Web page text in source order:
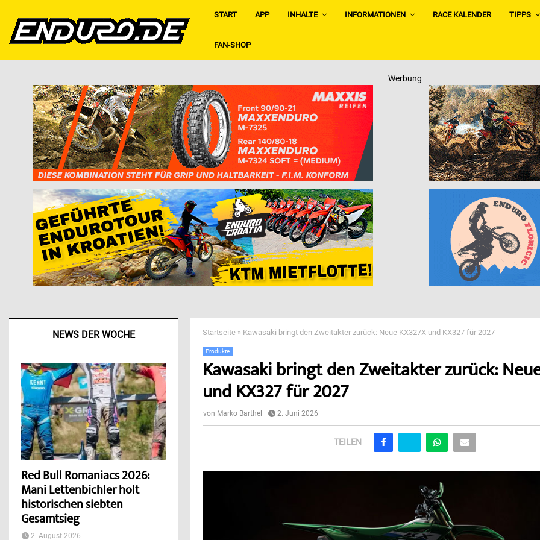
START APP INHALTE INFORMATIONEN RACE KALENDER TIPPS
FAN-SHOP
Werbung
Startseite » Kawasaki bringt den Zweitakter zurück: Neue KX327X und KX327 für 2027
Produkte
Kawasaki bringt den Zweitakter zurück:
und KX327 für 2027
von Marko Barthel 2. Juni 2026
TEILEN
NEWS DER WOCHE
Red Bull Romaniacs 2026:
Mani Lettenbichler holt
historischen siebten
Gesamtsieg
2. August 2026